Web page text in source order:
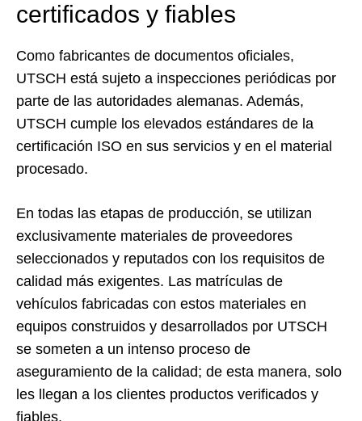
certificados y fiables
Como fabricantes de documentos oficiales,
UTSCH está sujeto a inspecciones periódicas por
parte de las autoridades alemanas. Además,
UTSCH cumple los elevados estándares de la
certificación ISO en sus servicios y en el material
procesado.
En todas las etapas de producción, se utilizan
exclusivamente materiales de proveedores
seleccionados y reputados con los requisitos de
calidad más exigentes. Las matrículas de
vehículos fabricadas con estos materiales en
equipos construidos y desarrollados por UTSCH
se someten a un intenso proceso de
aseguramiento de la calidad; de esta manera, solo
les llegan a los clientes productos verificados y
fiables.